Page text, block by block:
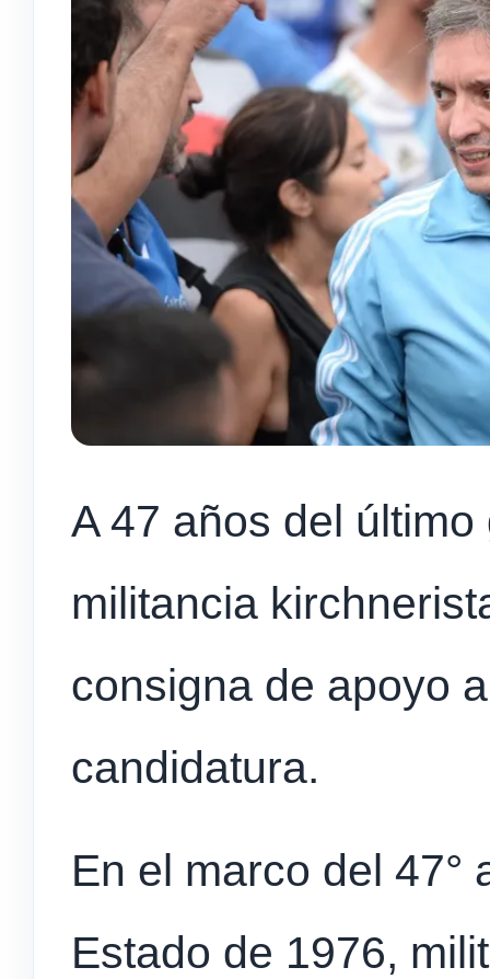
A 47 años del
militancia
consigna de apoyo
candidatura.
En el marco del 47°
Estado de 1976,